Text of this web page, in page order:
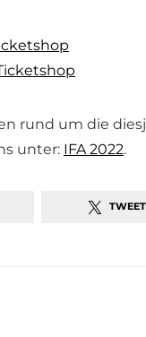
rund um die
unter: IFA 2022.
TWEET